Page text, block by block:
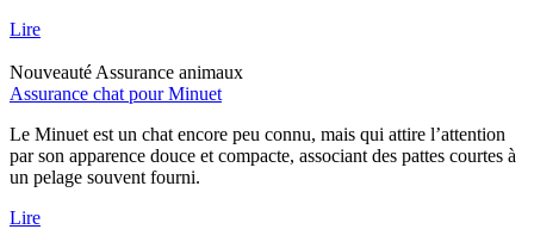
Lire
Nouveauté Assurance animaux
Assurance chat pour Minuet
Le Minuet est un chat encore peu connu, mais qui attire l’attention
par son apparence douce et compacte, associant des pattes courtes à
un pelage souvent fourni.
Lire